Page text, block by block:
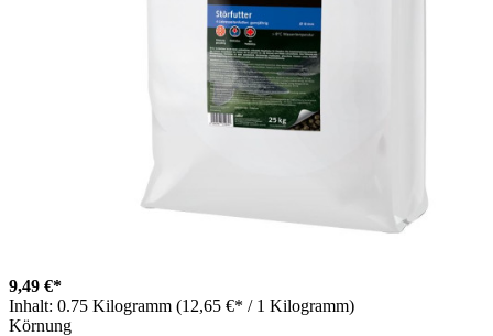
9,49 €*
Inhalt: 0.75 Kilogramm (12,65 €* / 1 Kilogramm)
Körnung